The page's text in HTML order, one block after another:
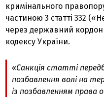
кримінального
частиною 3 статті 332
через державний
кодексу України.
«Санкція статті
позбавлення волі на
із позбавленням права